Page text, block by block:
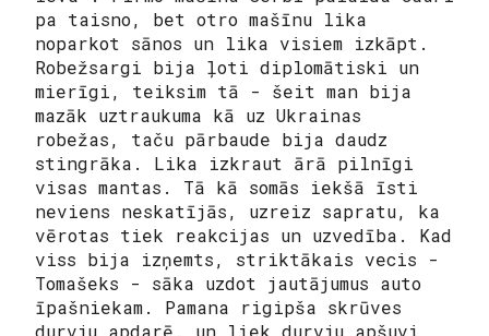
pa taisno, bet otro mašīnu lika
noparkot sānos un lika visiem izkāpt.
Robežsargi bija ļoti diplomātiski un
mierīgi, teiksim tā - šeit man bija
mazāk uztraukuma kā uz Ukrainas
robežas, taču pārbaude bija daudz
stingrāka. Lika izkraut ārā pilnīgi
visas mantas. Tā kā somās iekšā īsti
neviens neskatījās, uzreiz sapratu, ka
vērotas tiek reakcijas un uzvedība. Kad
viss bija izņemts, striktākais vecis -
Tomašeks - sāka uzdot jautājumus auto
īpašniekam. Pamana rigipša skrūves
durvju apdarē, un liek durvju apšuvi